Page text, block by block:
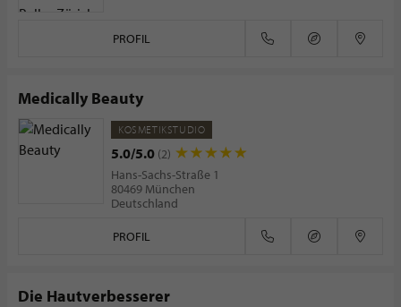
PROFIL
Medically Beauty
KOSMETIKSTUDIO
5.0/5.0 (2)
Hans-Sachs-Straße 1
80469 München
Deutschland
PROFIL
Die Hautverbesserer